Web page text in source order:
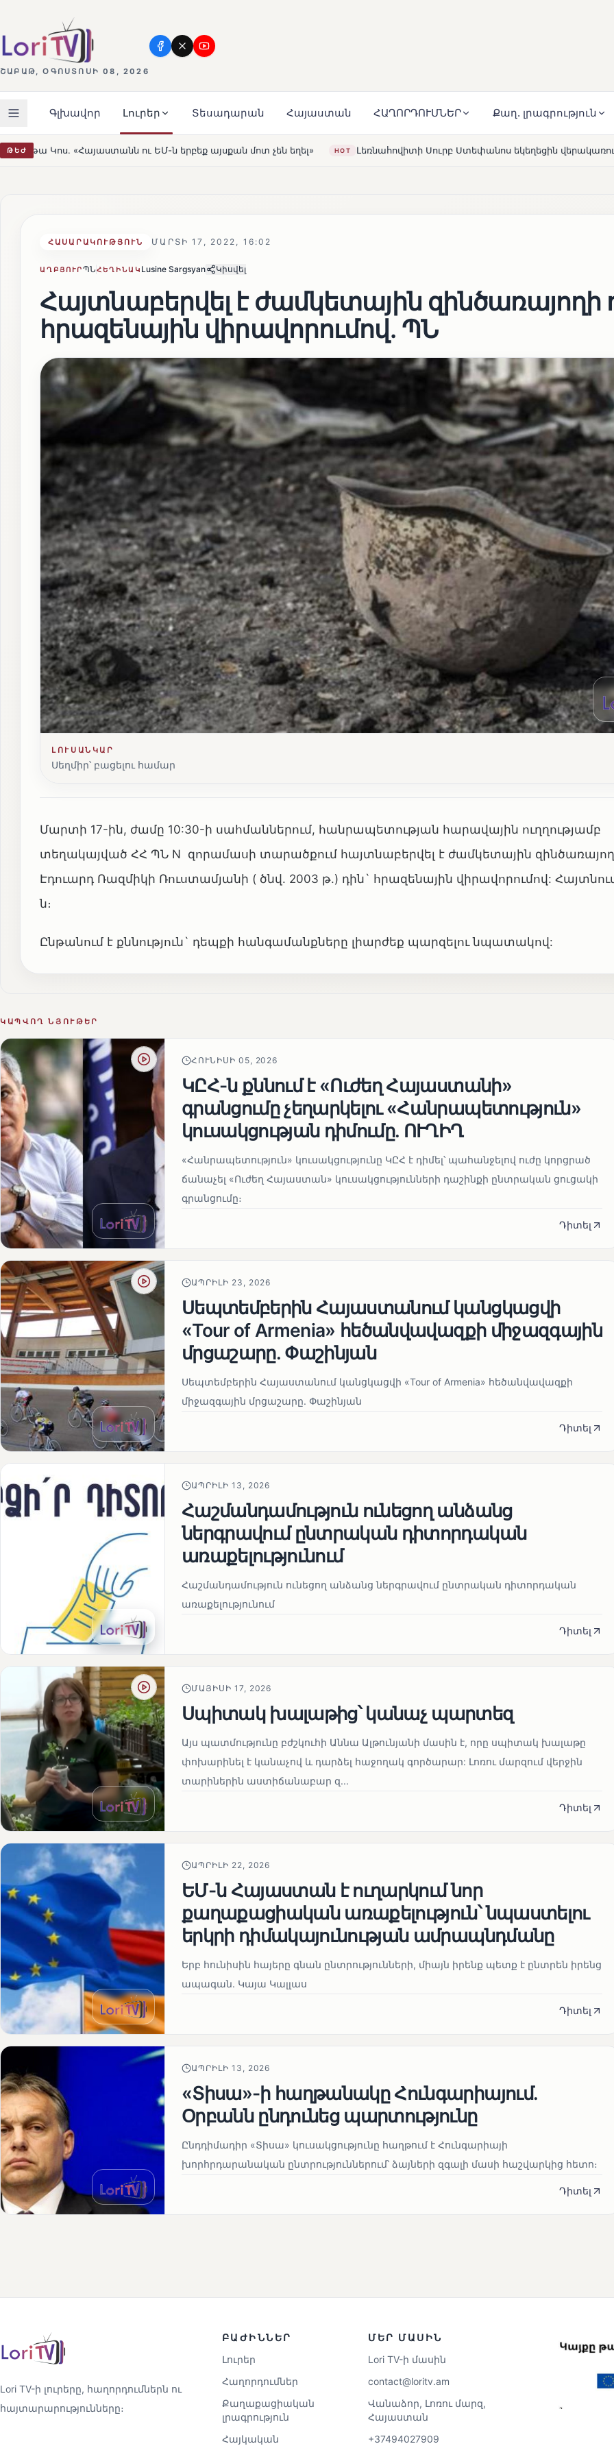
ՇԱԲԱԹ, ՕԳՈՍՏՈՍԻ 08, 2026
Գլխավոր Լուրեր Տեսադարան Հայաստան ՀԱՂՈՐԴՈՒՄՆԵՐ Քաղ. լրագրություն
ԹԵԺ
ու ԵՄ-ն երբեք այսքան մոտ չեն եղել» HOT Լեռնահովիտի Սուրբ Ստեփանոս եկեղեցին վերակառուցվել է Կարապետյան
ՀԱՍԱՐԱԿՈՒԹՅՈՒՆ ՄԱՐՏԻ 17, 2022, 16:02
ԱՂԲՅՈՒՐՊՆՀԵՂԻՆԱԿ Lusine Sargsyan Կիսվել
Հայտնաբերվել է ժամկետային զինծառայողի
հրազենային վիրավորումով․ ՊՆ
ԼՈՒՍԱՆԿԱՐ
Սեղմիր՝ բացելու համար
Մարտի 17-ին, ժամը 10:30-ի սահմաններում, հանրապետության հարավային ուղղությամբ
տեղակայված ՀՀ ՊՆ N զորամասի տարածքում հայտնաբերվել է ժամկետային
Էդուարդ Ռազմիկի Ռուստամյանի ( ծնվ. 2003 թ.) դին` հրազենային վիրավորումով:
ն։
Ընթանում է քննություն` դեպքի հանգամանքները լիարժեք պարզելու նպատակով:
ԿԱՊՎՈՂ ՆՅՈՒԹԵՐ
ՀՈՒՆԻՍԻ 05, 2026
ԿԸՀ-ն քննում է «Ուժեղ Հայաստանի»
գրանցումը չեղարկելու «Հանրապետություն»
կուսակցության դիմումը. ՈՒՂԻՂ
«Հանրապետություն» կուսակցությունը ԿԸՀ է դիմել՝ պահանջելով ուժը կորցրած
ճանաչել «Ուժեղ Հայաստան» կուսակցությունների դաշինքի ընտրական ցուցակի
գրանցումը։
Դիտել
ԱՊՐԻԼԻ 23, 2026
Սեպտեմբերին Հայաստանում կանցկացվի
«Tour of Armenia» հեծանվավազքի միջազգային
մրցաշարը. Փաշինյան
Սեպտեմբերին Հայաստանում կանցկացվի «Tour of Armenia» հեծանվավազքի
միջազգային մրցաշարը. Փաշինյան
Դիտել
ԱՊՐԻԼԻ 13, 2026
Հաշմանդամություն ունեցող անձանց
ներգրավում ընտրական դիտորդական
առաքելությունում
Հաշմանդամություն ունեցող անձանց ներգրավում ընտրական դիտորդական
առաքելությունում
Դիտել
ՄԱՅԻՍԻ 17, 2026
Սպիտակ խալաթից՝ կանաչ պարտեզ
Այս պատմությունը բժշկուհի Աննա Ալթունյանի մասին է, որը սպիտակ խալաթը
փոխարինել է կանաչով և դարձել հաջողակ գործարար: Լոռու մարզում վերջին
տարիներին աստիճանաբար զ...
Դիտել
ԱՊՐԻԼԻ 22, 2026
ԵՄ-ն Հայաստան է ուղարկում նոր
քաղաքացիական առաքելություն՝ նպաստելու
երկրի դիմակայունության ամրապնդմանը
Երբ հունիսին հայերը գնան ընտրությունների, միայն իրենք պետք է ընտրեն իրենց
ապագան. Կայա Կալլաս
Դիտել
ԱՊՐԻԼԻ 13, 2026
«Տիսա»-ի հաղթանակը Հունգարիայում․
Օրբանն ընդունեց պարտությունը
Ընդդիմադիր «Տիսա» կուսակցությունը հաղթում է Հունգարիայի
խորհրդարանական ընտրություններում՝ ձայների զգալի մասի հաշվարկից հետո։
Դիտել
Lori TV-ի լուրերը, հաղորդումներն ու
հայտարարությունները։
ԲԱԺԻՆՆԵՐ
Լուրեր
Հաղորդումներ
Քաղաքացիական
լրագրություն
Հայկական
ՄԵՐ ՄԱՍԻՆ
Lori TV-ի մասին
contact@loritv.am
Վանաձոր, Լոռու մարզ,
Հայաստան
+37494027909